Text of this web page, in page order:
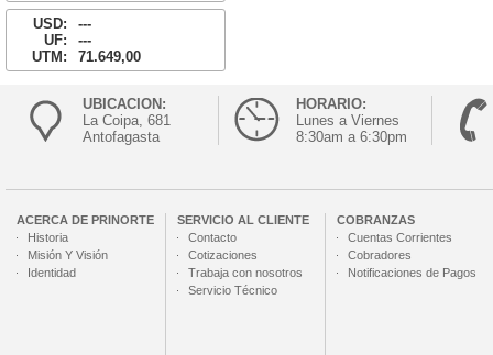
USD:
---
UF:
---
UTM:
71.649,00
UBICACION:
La Coipa, 681
Antofagasta
HORARIO:
Lunes a Viernes
8:30am a 6:30pm
ACERCA DE PRINORTE
Historia
Misión Y Visión
Identidad
SERVICIO AL CLIENTE
Contacto
Cotizaciones
Trabaja con nosotros
Servicio Técnico
COBRANZAS
Cuentas Corrientes
Cobradores
Notificaciones de Pagos